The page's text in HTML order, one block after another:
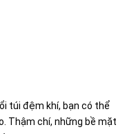
túi đệm khí, bạn có thể
Thậm chí, những bề mặt